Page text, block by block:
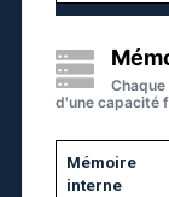
d'une capacité
Mémoire
interne